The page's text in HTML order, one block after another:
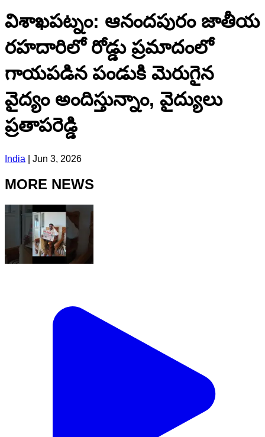
విశాఖపట్నం: ఆనందపురం జాతీయ
రహదారిలో రోడ్డు ప్రమాదంలో
గాయపడిన పండుకి మెరుగైన
వైద్యం అందిస్తున్నాం, వైద్యులు
ప్రతాపరెడ్డి
India Jun 3, 2026
MORE NEWS